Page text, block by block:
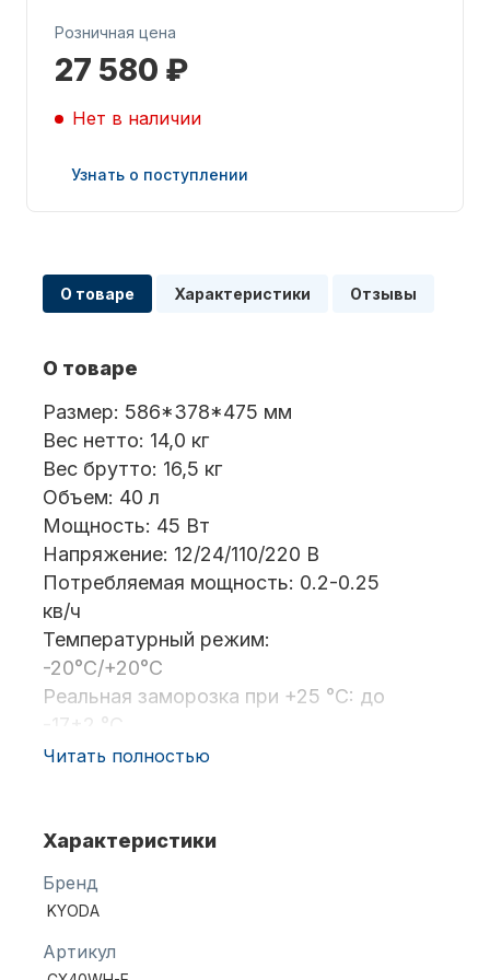
Запчасти для ПЛМ
Винты
Масла для лодочных моторов
Автохолодильник KYODA
Дистанционное управление
Розничная цена
27 580 ₽
Нет в наличии
Узнать о поступлении
О товаре Характеристики Отзывы
О товаре
Размер: 586*378*475 мм
Вес нетто: 14,0 кг
Вес брутто: 16,5 кг
Объем: 40 л
Мощность: 45 Вт
Напряжение: 12/24/110/220 В
Потребляемая мощность: 0.2-0.25
кв/ч
Температурный режим:
-20°С/+20°С
Реальная заморозка при +25 °C: до
-17±2 °С
Тип охлаждения: компрессорный
Угол наклона компрессора: 40°
Корпус: пластик
Внутренний бак: пластик
Сливная пробка для промывки
Читать полностью
Характеристики
Бренд
KYODA
Артикул